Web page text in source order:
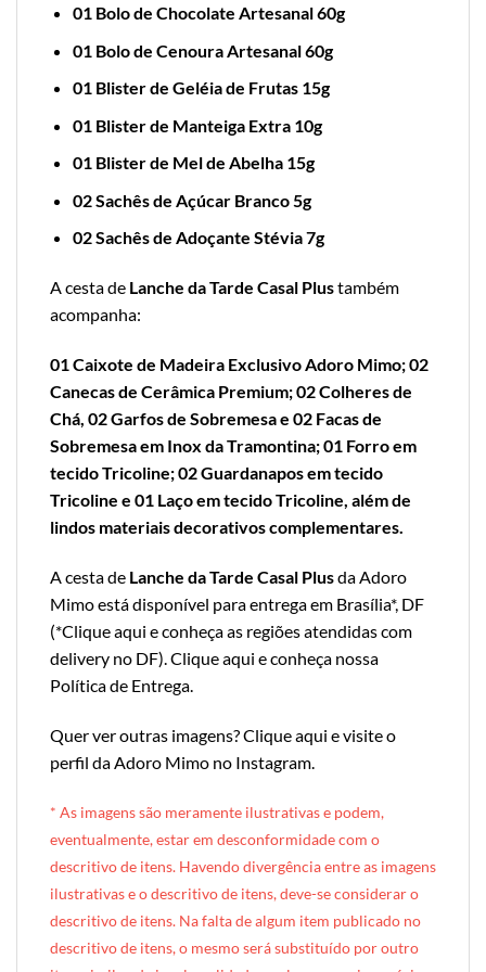
01 Bolo de Chocolate Artesanal 60g
01 Bolo de Cenoura Artesanal 60g
01 Blister de Geléia de Frutas 15g
01 Blister de Manteiga Extra 10g
01 Blister de Mel de Abelha 15g
02 Sachês de Açúcar Branco 5g
02 Sachês de Adoçante Stévia 7g
A cesta de Lanche da Tarde Casal Plustambém
acompanha:
01 Caixote de Madeira Exclusivo Adoro Mimo; 02
Canecas de Cerâmica Premium; 02 Colheres de
Chá, 02 Garfos de Sobremesa e 02 Facas de
Sobremesa em Inox da Tramontina; 01 Forro em
tecido Tricoline; 02 Guardanapos em tecido
Tricoline e 01 Laço em tecido Tricoline, além de
lindos materiais decorativos complementares.
A cesta de Lanche da Tarde Casal Plusda Adoro
Mimo está disponível para entrega em Brasília*, DF
(*Clique aqui e conheça as regiões atendidas com
delivery no DF).Clique aqui e conheça nossa
Política de Entrega.
Quer ver outras imagens?Clique aqui e visite o
perfil da Adoro Mimo no Instagram
* As imagens são meramente ilustrativas e podem,
eventualmente, estar em desconformidade com o
descritivo de itens. Havendo divergência entre as imagens
ilustrativas e o descritivo de itens, deve-se considerar o
descritivo de itens. Na falta de algum item publicado no
descritivo de itens, o mesmo será substituído por outro